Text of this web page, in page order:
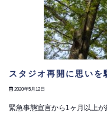
スタジオ再開に思いを
2020年5月12日
緊急事態宣言から1ヶ月以上